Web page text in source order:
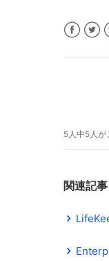
5人中5人が
関連記事